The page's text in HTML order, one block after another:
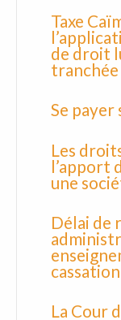
Taxe
de droit
tranchée
Se payer
Les
l’apport
une
Délai de
cassation
La Cour